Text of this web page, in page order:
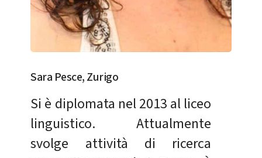
Sara Pesce, Zurigo
Si è diplomata nel 2013 al liceo
linguistico. Attualmente
svolge attività di ricerca